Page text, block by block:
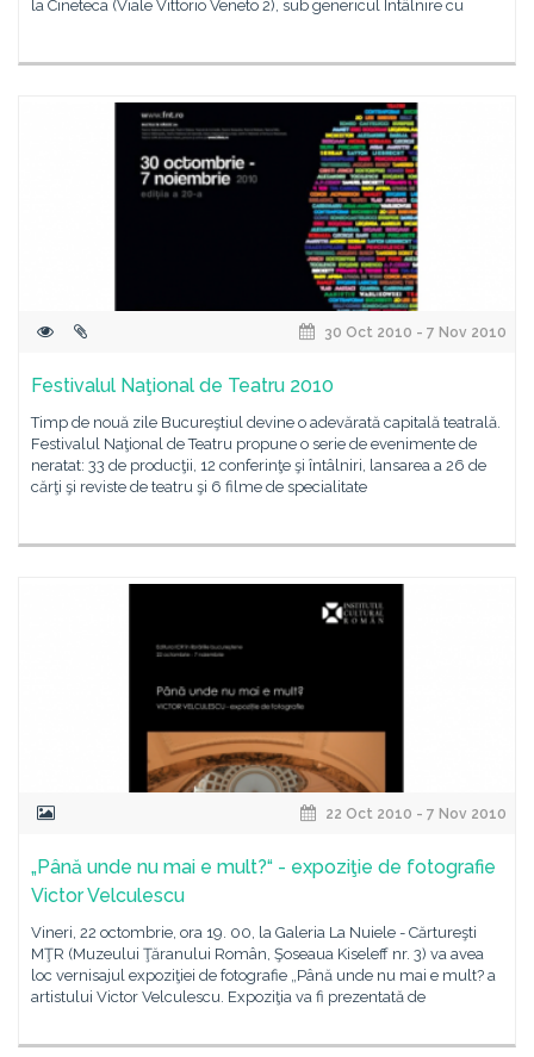
la Cineteca (Viale Vittorio Veneto 2), sub genericul Întâlnire cu
30 Oct 2010 - 7 Nov 2010
Festivalul Naţional de Teatru 2010
Timp de nouă zile Bucureştiul devine o adevărată capitală teatrală.
Festivalul Naţional de Teatru propune o serie de evenimente de
neratat: 33 de producţii, 12 conferinţe şi întâlniri, lansarea a 26 de
cărţi şi reviste de teatru şi 6 filme de specialitate
22 Oct 2010 - 7 Nov 2010
„Până unde nu mai e mult?“ - expoziţie de fotografie
Victor Velculescu
Vineri, 22 octombrie, ora 19. 00, la Galeria La Nuiele - Cărtureşti
MŢR (Muzeului Ţăranului Român, Şoseaua Kiseleff nr. 3) va avea
loc vernisajul expoziţiei de fotografie „Până unde nu mai e mult? a
artistului Victor Velculescu. Expoziţia va fi prezentată de